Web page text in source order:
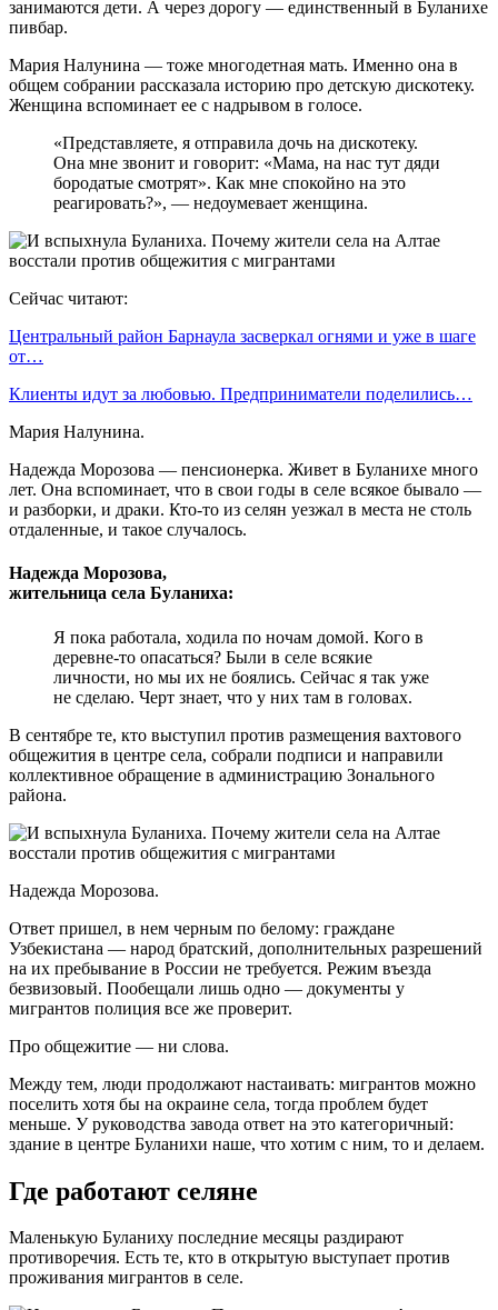
занимаются дети. А через дорогу — единственный в Буланихе
пивбар.
Мария Налунина — тоже многодетная мать. Именно она в
общем собрании рассказала историю про детскую дискотеку.
Женщина вспоминает ее с надрывом в голосе.
«Представляете, я отправила дочь на дискотеку.
Она мне звонит и говорит: «Мама, на нас тут дяди
бородатые смотрят». Как мне спокойно на это
реагировать?», — недоумевает женщина.
Сейчас читают:
Центральный район Барнаула засверкал огнями и уже в шаге
от…
Клиенты идут за любовью. Предприниматели поделились…
Мария Налунина.
Надежда Морозова — пенсионерка. Живет в Буланихе много
лет. Она вспоминает, что в свои годы в селе всякое бывало —
и разборки, и драки. Кто-то из селян уезжал в места не столь
отдаленные, и такое случалось.
Надежда Морозова,
жительница села Буланиха:
Я пока работала, ходила по ночам домой. Кого в
деревне-то опасаться? Были в селе всякие
личности, но мы их не боялись. Сейчас я так уже
не сделаю. Черт знает, что у них там в головах.
В сентябре те, кто выступил против размещения вахтового
общежития в центре села, собрали подписи и направили
коллективное обращение в администрацию Зонального
района.
Надежда Морозова.
Ответ пришел, в нем черным по белому: граждане
Узбекистана — народ братский, дополнительных разрешений
на их пребывание в России не требуется. Режим въезда
безвизовый. Пообещали лишь одно — документы у
мигрантов полиция все же проверит.
Про общежитие — ни слова.
Между тем, люди продолжают настаивать: мигрантов можно
поселить хотя бы на окраине села, тогда проблем будет
меньше. У руководства завода ответ на это категоричный:
здание в центре Буланихи наше, что хотим с ним, то и делаем.
Где работают селяне
Маленькую Буланиху последние месяцы раздирают
противоречия. Есть те, кто в открытую выступает против
проживания мигрантов в селе.